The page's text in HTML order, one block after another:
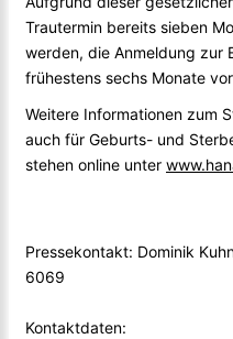
Trautermin bereits sieben
werden, die Anmeldung zur
frühestens sechs Monate
Weitere Informationen zum
auch für Geburts- und
stehen online unter
Pressekontakt: Dominik
6069
Kontaktdaten: